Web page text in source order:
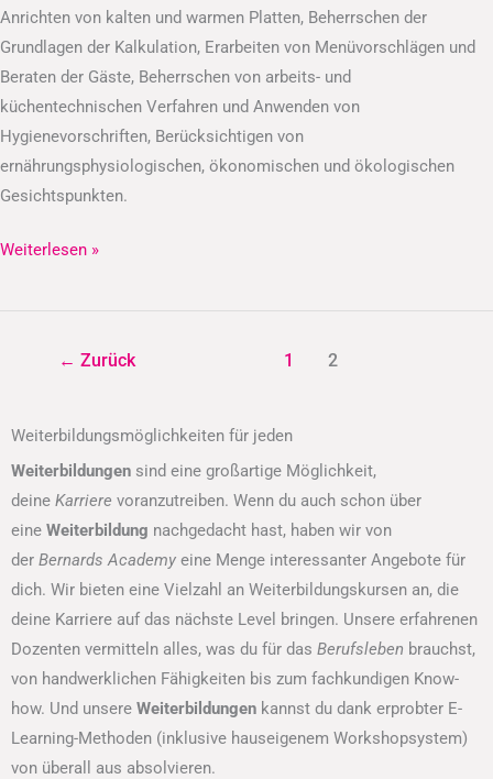
Anrichten von kalten und warmen Platten, Beherrschen der
Grundlagen der Kalkulation, Erarbeiten von Menüvorschlägen und
Beraten der Gäste, Beherrschen von arbeits- und
küchentechnischen Verfahren und Anwenden von
Hygienevorschriften, Berücksichtigen von
ernährungsphysiologischen, ökonomischen und ökologischen
Gesichtspunkten.
Weiterlesen »
← Zurück 1 2
Weiterbildungsmöglichkeiten für jeden
Weiterbildungen sind eine großartige Möglichkeit,
deine Karriere voranzutreiben. Wenn du auch schon über
eine Weiterbildung nachgedacht hast, haben wir von
der Bernards Academy eine Menge interessanter Angebote für
dich. Wir bieten eine Vielzahl an Weiterbildungskursen an, die
deine Karriere auf das nächste Level bringen. Unsere erfahrenen
Dozenten vermitteln alles, was du für das Berufsleben brauchst,
von handwerklichen Fähigkeiten bis zum fachkundigen Know-
how. Und unsere Weiterbildungen kannst du dank erprobter E-
Learning-Methoden (inklusive hauseigenem Workshopsystem)
von überall aus absolvieren.